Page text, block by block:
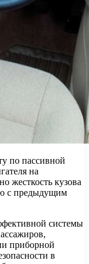
по пассивной
на
жесткость кузова
с предыдущим
системы
приборной
в